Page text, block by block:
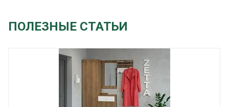
ПОЛЕЗНЫЕ СТАТЬИ